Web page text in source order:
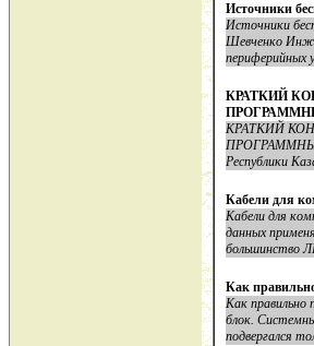
Источники
Источники
Шевченко
КРАТКИЙ
КРАТКИЙ
ПРОГРАММНЫХ
Республики
Кабели для
Кабели для
данных
большинство
Как
Как
блок.
подвергался